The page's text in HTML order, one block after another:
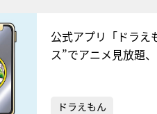
公式アプリ「ドラえ
ス”でアニメ見放題
ドラえもん